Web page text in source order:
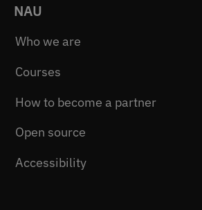
NAU
Who we are
Courses
How to become a partner
Open source
Accessibility